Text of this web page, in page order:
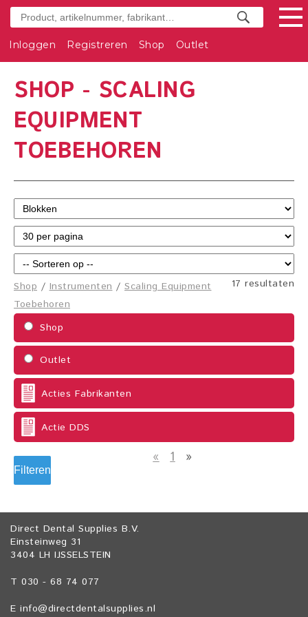
Inloggen Registreren Shop Outlet
SHOP - SCALING
EQUIPMENT
TOEBEHOREN
17 resultaten
Shop /Instrumenten/ Scaling Equipment
Toebehoren
Shop
Outlet
Acties Fabrikanten
Actie DDS
Filteren
« 1 »
Direct Dental Supplies B.V.
Einsteinweg 31
3404 LH IJSSELSTEIN
T 030 - 68 74 077
E info@directdentalsupplies.nl